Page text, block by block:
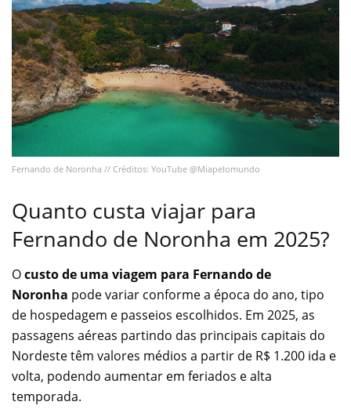
Fernando de Noronha // Créditos: YouTube @Miapelomundo
Quanto custa viajar para
Fernando de Noronha em 2025?
Ocusto de uma viagem para Fernando de
Noronha pode variar conforme a época do ano, tipo
de hospedagem e passeios escolhidos. Em 2025, as
passagens aéreas partindo das principais capitais do
Nordeste têm valores médios a partir de R$ 1.200 ida e
volta, podendo aumentar em feriados e alta
temporada.